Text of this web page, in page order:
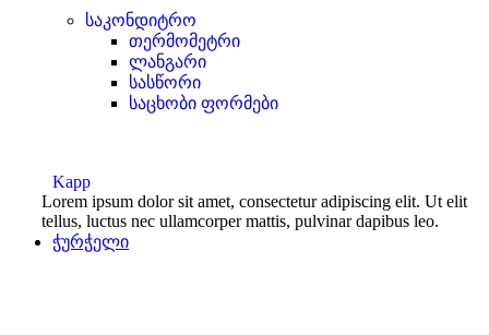
საკონდიტრო
თერმომეტრი
ლანგარი
სასწორი
საცხობი ფორმები
Kapp
Lorem ipsum dolor sit amet, consectetur adipiscing elit. Ut elit
tellus, luctus nec ullamcorper mattis, pulvinar dapibus leo.
ჭურჭელი